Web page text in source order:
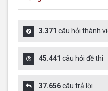
3.371 câu hỏi thành
45.441 câu hỏi đề thi
37.656câu trả lời